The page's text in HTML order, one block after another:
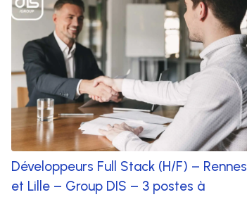
Développeurs Full Stack (H/F) – Rennes
et Lille – Group DIS – 3 postes à